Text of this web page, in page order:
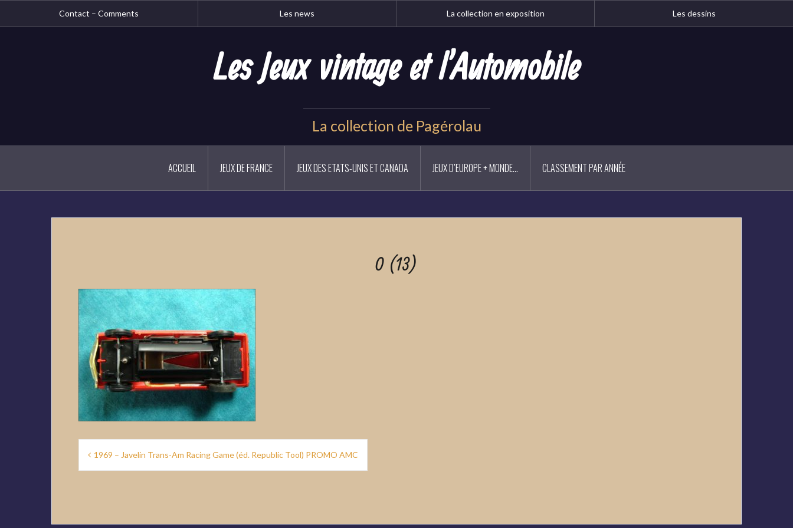
Contact – Comments Les news La collection en exposition Les dessins
Les Jeux vintage et l'Automobile
La collection de Pagérolau
ACCUEIL JEUX DE FRANCE JEUX DES ETATS-UNIS ET CANADA JEUX D’EUROPE + MONDE… CLASSEMENT PAR ANNÉE
0 (13)
Navigation
de
1969 – Javelin Trans-Am Racing Game (éd. Republic Tool) PROMO AMC